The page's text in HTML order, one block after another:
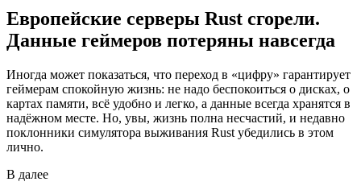
Европейские серверы Rust сгорели.
Данные геймеров потеряны навсегда
Иногда может показаться, что переход в «цифру» гарантирует
геймерам спокойную жизнь: не надо беспокоиться о дисках, о
картах памяти, всё удобно и легко, а данные всегда хранятся в
надёжном месте. Но, увы, жизнь полна несчастий, и недавно
поклонники симулятора выживания Rust убедились в этом
лично.
В далее